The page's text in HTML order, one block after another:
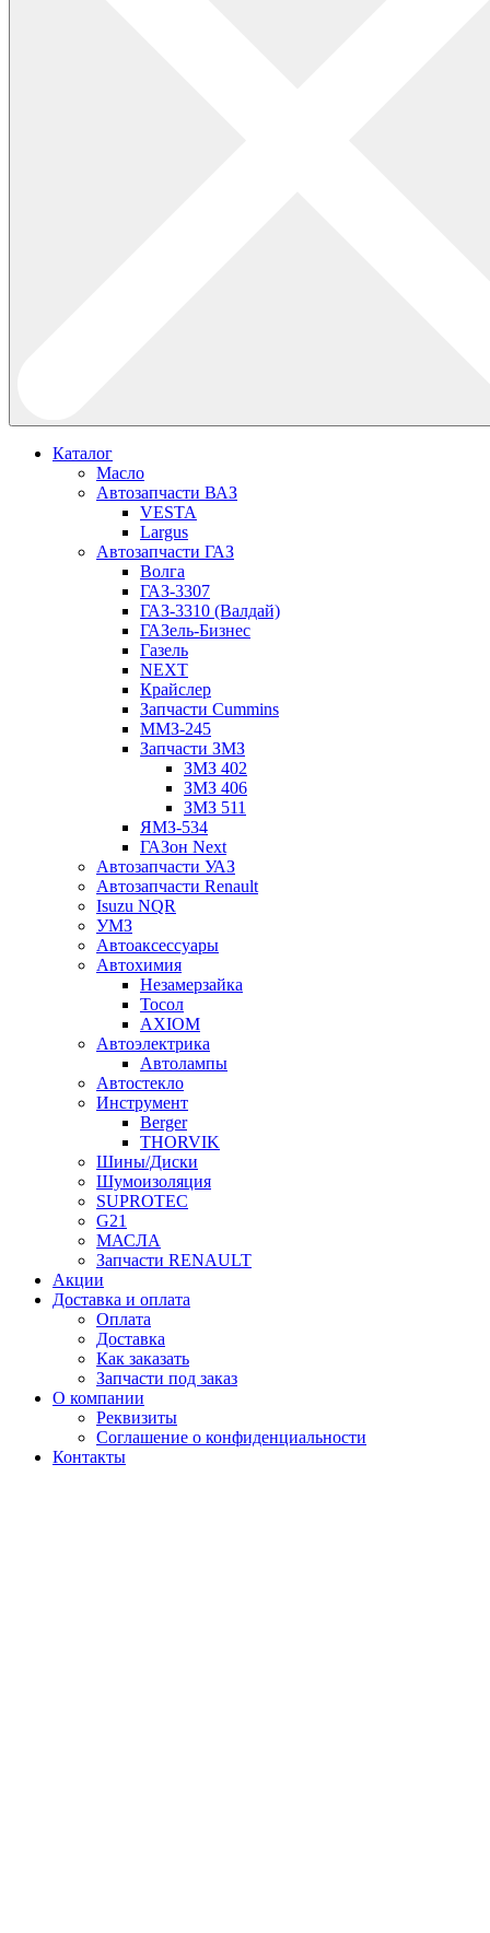
Каталог
Масло
Автозапчасти ВАЗ
VESTA
Largus
Автозапчасти ГАЗ
Волга
ГАЗ-3307
ГАЗ-3310 (Валдай)
ГАЗель-Бизнес
Газель
NEXT
Крайслер
Запчасти Cummins
ММЗ-245
Запчасти ЗМЗ
ЗМЗ 402
ЗМЗ 406
ЗМЗ 511
ЯМЗ-534
ГАЗон Next
Автозапчасти УАЗ
Автозапчасти Renault
Isuzu NQR
УМЗ
Автоаксессуары
Автохимия
Незамерзайка
Тосол
AXIOM
Автоэлектрика
Автолампы
Автостекло
Инструмент
Berger
THORVIK
Шины/Диски
Шумоизоляция
SUPROTEC
G21
МАСЛА
Запчасти RENAULT
Акции
Доставка и оплата
Оплата
Доставка
Как заказать
Запчасти под заказ
О компании
Реквизиты
Соглашение о конфиденциальности
Контакты